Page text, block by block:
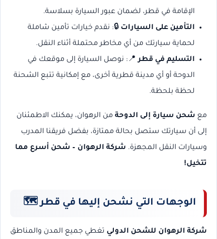
الإقامة في قطر، لضمان عبور السيارة بسلاسة.
التأمين على السيارات 🔒: نقدم خيارات تأمين شاملة
لحماية سيارتك من أي مخاطر محتملة أثناء النقل.
التسليم في قطر📍: نوصل السيارة إلى موقعك في
الدوحة أو أي مدينة قطرية أخرى، مع إمكانية تتبع الشحنة
لحظة بلحظة.
مع شحن سيارة إلى الدوحة من الرهوان، يمكنك الاطمئنان
إلى أن سيارتك ستصل بحالة ممتازة، بفضل فريقنا المدرب
وسيارات النقل المجهزة. شركة الرهوان – شحن أسرع مما
تتخيل!
الوجهات التي نشحن إليها في قطر 🗺️
شركة الرهوان للشحن الدولي تغطي جميع المدن والمناطق